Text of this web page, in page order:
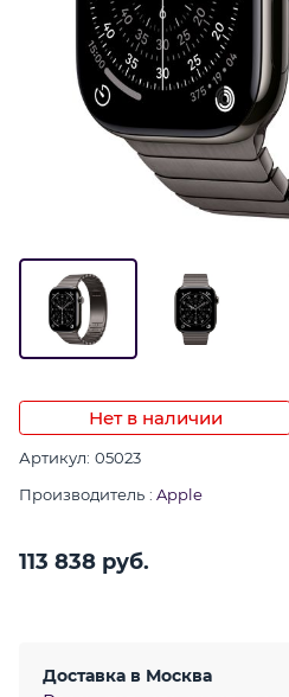
Нет в наличии
Артикул: 05023
Производитель : Apple
113 838 руб.
Доставка в Москва